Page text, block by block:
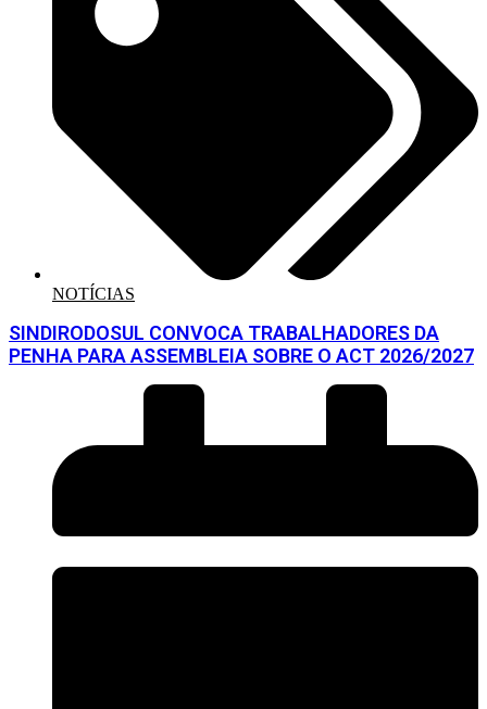
NOTÍCIAS
SINDIRODOSUL CONVOCA TRABALHADORES DA
PENHA PARA ASSEMBLEIA SOBRE O ACT 2026/2027